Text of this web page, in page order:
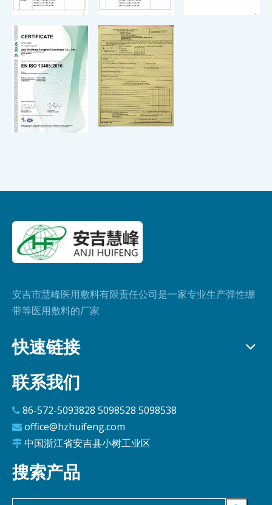
安吉市慧峰医用敷料有限责任公司是一家专业生产弹性绷
带等医用敷料的厂家
快速链接
联系我们
 86-572-5093828 5098528 5098538
 office@hzhuifeng.com
 中国浙江省安吉县小树工业区
搜索产品